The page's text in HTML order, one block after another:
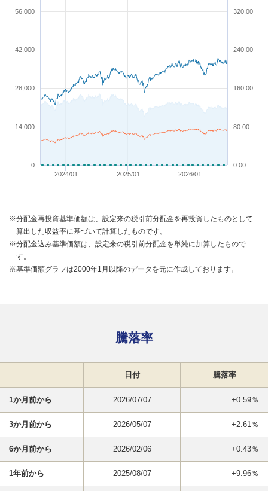
2024/01 2025/01 2026/01
0
14,000
28,000
42,000
56,000
0.00
80.00
160.00
240.00
320.00
※分配金再投資基準価額は、設定来の税引前分配金を再投資したものとして
算出した収益率に基づいて計算したものです。
※分配金込み基準価額は、設定来の税引前分配金を単純に加算したもので
す。
※基準価額グラフは2000年1月以降のデータを元に作成しております。
騰落率
日付 騰落率
1か月前から 2026/07/07 +0.59％
3か月前から 2026/05/07 +2.61％
6か月前から 2026/02/06 +0.43％
1年前から 2025/08/07 +9.96％